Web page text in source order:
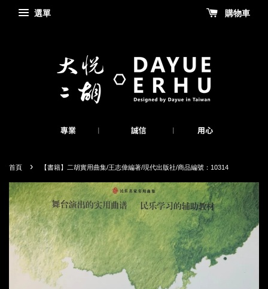
選單 購物車
首頁 › 【書籍】二胡實用曲集/王志偉編著/現代出版社/商品編號：10314